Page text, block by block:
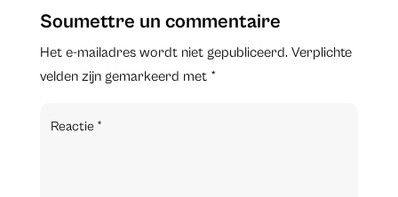
Soumettre un commentaire
Het e-mailadres wordt niet gepubliceerd. Verplichte
velden zijn gemarkeerd met *